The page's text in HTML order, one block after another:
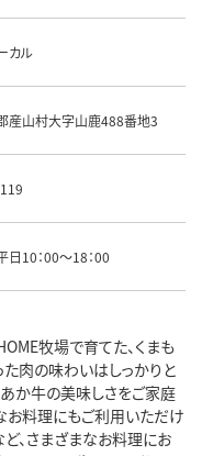
カル
産山村大字山鹿488番地3
日10：00～18：00
牧場で育てた、くまも
肉の味わいはしっかりと
あか牛の美味しさをご家庭
お料理にもご利用いただけ
、さまざまなお料理にお